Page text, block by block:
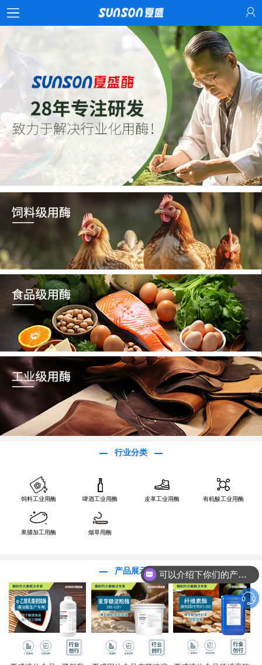
行业分类
饲料工业用酶 啤酒工业用酶 皮革工业用酶 有机酸工业用酶
果脯加工用酶 烟草用酶
产品展示 可以介绍下你们的产品么？